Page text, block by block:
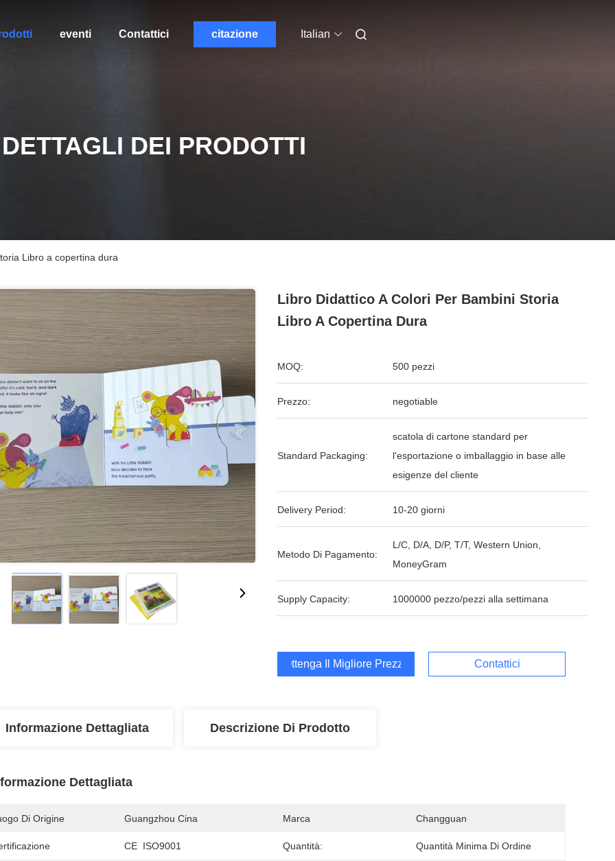
eventi Contattici citazione Italian
DETTAGLI DEI PRODOTTI
Libro a copertina dura
Libro Didattico A Colori Per Bambini Storia
Libro A Copertina Dura
MOQ: 500 pezzi
Prezzo: negotiable
Standard Packaging:
scatola di cartone standard per
l'esportazione o imballaggio in base alle
esigenze del cliente
Delivery Period: 10-20 giorni
Metodo Di Pagamento:
L/C, D/A, D/P, T/T, Western Union,
MoneyGram
Supply Capacity: 1000000 pezzo/pezzi alla settimana
Ottenga Il Migliore Prezzo Contattici
Informazione Dettagliata Descrizione Di Prodotto
Dettagliata
Di Origine Guangzhou Cina Marca Changguan
CE  ISO9001 Quantità: Quantità Minima Di Ordine